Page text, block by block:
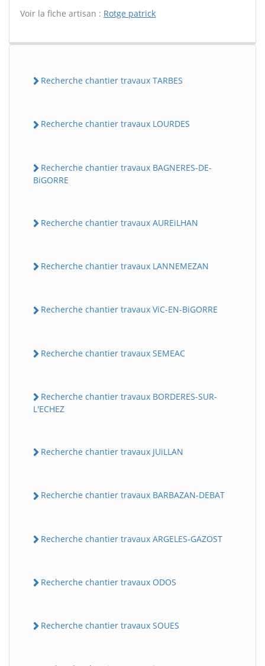
Voir la fiche artisan : Rotge patrick
Recherche chantier travaux TARBES
Recherche chantier travaux LOURDES
Recherche chantier travaux BAGNERES-DE-
BiGORRE
Recherche chantier travaux AUREiLHAN
Recherche chantier travaux LANNEMEZAN
Recherche chantier travaux ViC-EN-BiGORRE
Recherche chantier travaux SEMEAC
Recherche chantier travaux BORDERES-SUR-
L'ECHEZ
Recherche chantier travaux JUiLLAN
Recherche chantier travaux BARBAZAN-DEBAT
Recherche chantier travaux ARGELES-GAZOST
Recherche chantier travaux ODOS
Recherche chantier travaux SOUES